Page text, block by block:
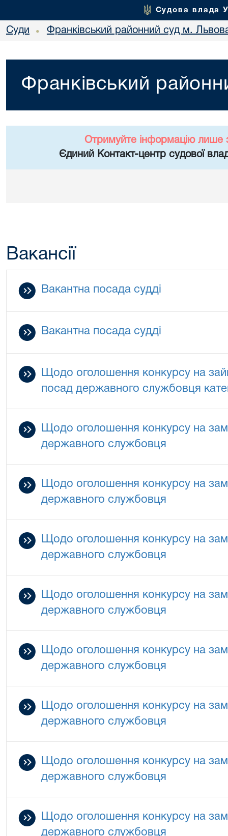
Судова влада
Суди • Франківський районний суд м.
Франківський
Отримуйте інформацію лише
Єдиний Контакт-центр судової
Вакансії
Вакантна посада судді
Вакантна посада судді
Щодо оголошення конкурсу на
посад державного службовця
Щодо оголошення конкурсу на
державного службовця
Щодо оголошення конкурсу на
державного службовця
Щодо оголошення конкурсу на
державного службовця
Щодо оголошення конкурсу на
державного службовця
Щодо оголошення конкурсу на
державного службовця
Щодо оголошення конкурсу на
державного службовця
Щодо оголошення конкурсу на
державного службовця
Щодо оголошення конкурсу на
державного службовця